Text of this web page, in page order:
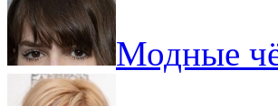
Модные